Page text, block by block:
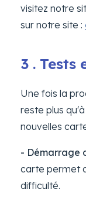
visitez notre
sur notre site :
3 .
Une fois la
reste plus
nouvelles
- Démarrage
carte permet
difficulté.